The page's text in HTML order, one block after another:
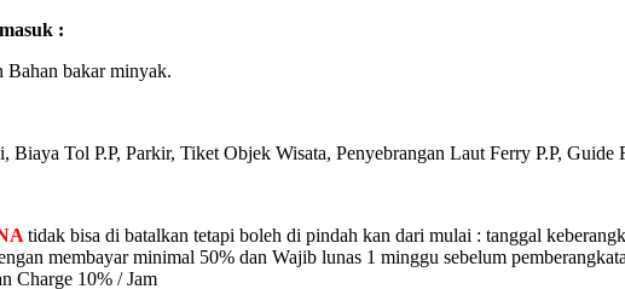
:
Bahan bakar minyak.
Biaya Tol P.P, Parkir, Tiket Objek Wisata, Penyebrangan Laut Ferry P.P, Guide
tidak bisa di batalkan tetapi boleh di pindah kan dari mulai : tanggal
membayar minimal 50% dan Wajib lunas 1 minggu sebelum
Charge 10% / Jam